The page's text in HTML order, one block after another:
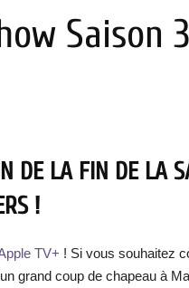
Saison
DE LA FIN DE LA
!
TV+ ! Si vous souhaitez
grand coup de chapeau à